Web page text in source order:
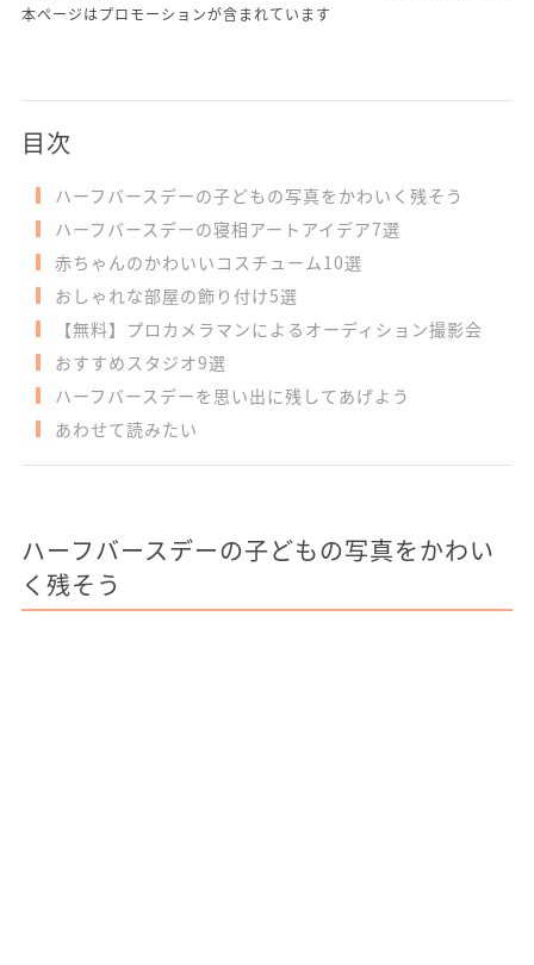
本ページはプロモーションが含まれています
目次
ハーフバースデーの子どもの写真をかわいく残そう
ハーフバースデーの寝相アートアイデア7選
赤ちゃんのかわいいコスチューム10選
おしゃれな部屋の飾り付け5選
【無料】プロカメラマンによるオーディション撮影会
おすすめスタジオ9選
ハーフバースデーを思い出に残してあげよう
あわせて読みたい
ハーフバースデーの子どもの写真をかわい
く残そう